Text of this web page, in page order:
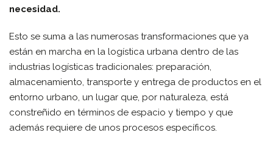
necesidad.
Esto se suma a las numerosas transformaciones que ya
están en marcha en la logística urbana dentro de las
industrias logísticas tradicionales: preparación,
almacenamiento, transporte y entrega de productos en el
entorno urbano, un lugar que, por naturaleza, está
constreñido en términos de espacio y tiempo y que
además requiere de unos procesos específicos.